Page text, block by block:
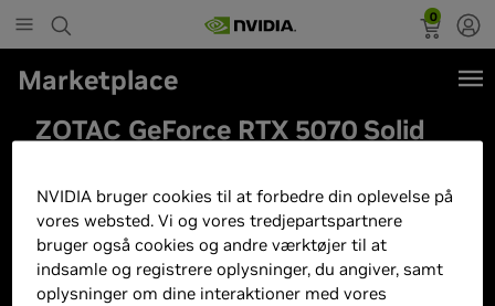
0
Marketplace
ZOTAC GeForce RTX 5070 Solid
Grafikkort
NVIDIA bruger cookies til at forbedre din oplevelse på
vores websted. Vi og vores tredjepartspartnere
bruger også cookies og andre værktøjer til at
indsamle og registrere oplysninger, du angiver, samt
oplysninger om dine interaktioner med vores